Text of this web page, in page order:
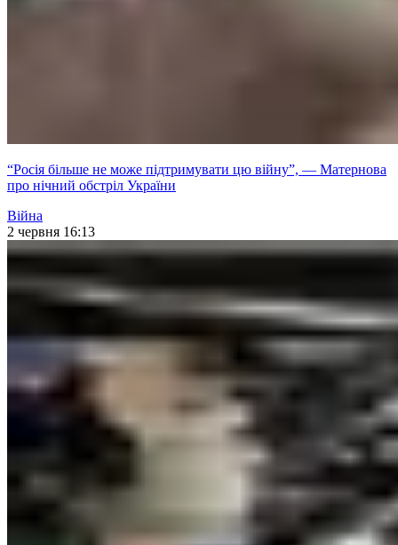
“Росія більше не може підтримувати цю війну”, — Матернова
про нічний обстріл України
Війна
2 червня 16:13